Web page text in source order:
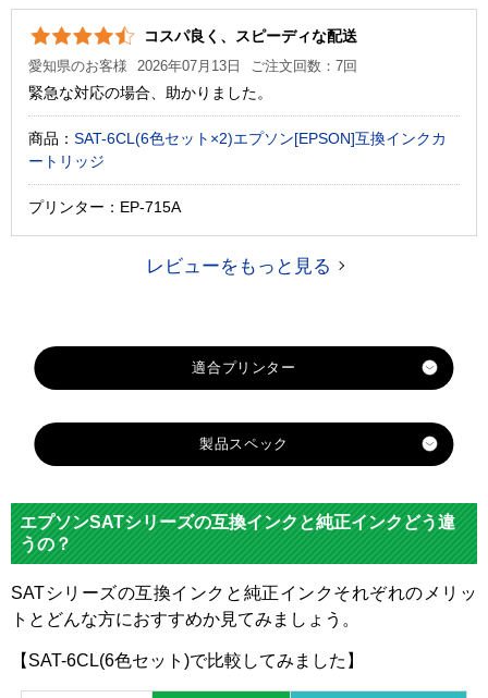
コスパ良く、スピーディな配送
愛知県のお客様 2026年07月13日 ご注文回数：7回
緊急な対応の場合、助かりました。
商品： SAT-6CL(6色セット×2)エプソン[EPSON]互換インクカ
ートリッジ
プリンター：EP-715A
レビューをもっと見る
製品スペック
メー
カー
エプソン
対応
型番
SAT-
BK
ブラ
ック
SAT-
Y イ
エロ
ー
SAT-
M マ
ゼン
タ
SAT-
アン
LM
ライ
トマ
ゼン
SAT-
アン
エプソンSATシリーズの互換インクと純正インクどう違
うの？
SATシリーズの互換インクと純正インクそれぞれのメリッ
トとどんな方におすすめか見てみましょう。
【SAT-6CL(6色セット)で比較してみました】